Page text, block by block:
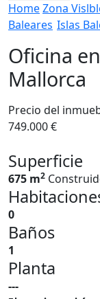
HomeZona
Baleares Islas
Oficina
Mallorca
Precio del
749.000 €
Superficie
675 m2
0
Baños
1
Planta
---